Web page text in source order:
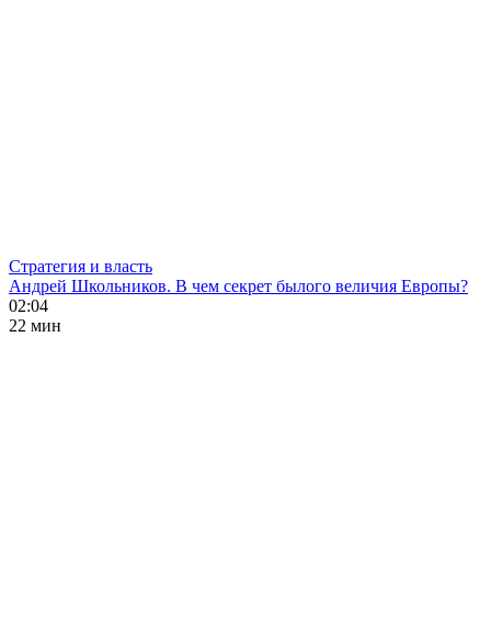
Стратегия и власть
Андрей Школьников. В чем секрет былого величия Европы?
02:04
22 мин